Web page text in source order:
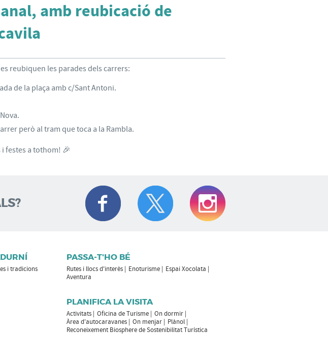
amb reubicació de
reubiquen les parades dels carrers:
de la plaça amb c/Sant Antoni.
però al tram que toca a la Rambla.
festes a tothom! 🎉
i tradicions
PASSA-T'HO BÉ
Rutes i llocs d'interès Enoturisme
Espai Xocolata
Aventura
PLANIFICA LA VISITA
Activitats Oficina de Turisme
On dormir
Àrea d'autocaravanes
On menjar
Plànol
Reconeixement Biosphere de Sostenibilitat Turística